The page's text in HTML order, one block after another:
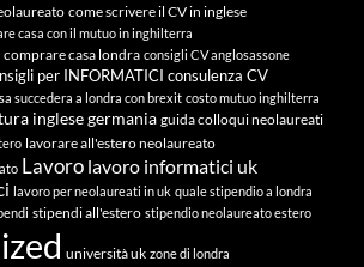
come scrivere il CV in inglese
casa con il mutuo in inghilterra
comprare casa londra consigli CV anglosassone
per INFORMATICI consulenza CV
succedera a londra con brexit costo mutuo inghilterra
inglesegermania guida colloqui neolaureati
lavorare all'estero neolaureato
Lavoro lavoro informatici uk
lavoro per neolaureati in uk quale stipendio a londra
stipendi all'estero stipendio neolaureato estero
università uk zone di londra